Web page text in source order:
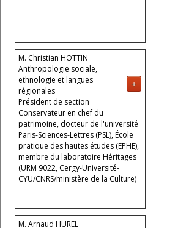
M. Christian HOTTIN
+
Anthropologie sociale,
ethnologie et langues
régionales
Président de section
Conservateur en chef du
patrimoine, docteur de l'université
Paris-Sciences-Lettres (PSL), École
pratique des hautes études (EPHE),
membre du laboratoire Héritages
(URM 9022, Cergy-Université-
CYU/CNRS/ministère de la Culture)
M. Arnaud HUREL